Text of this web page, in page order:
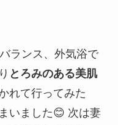
ランス、外気浴で
とろみのある美肌
れて行ってみた
いました😊 次は妻